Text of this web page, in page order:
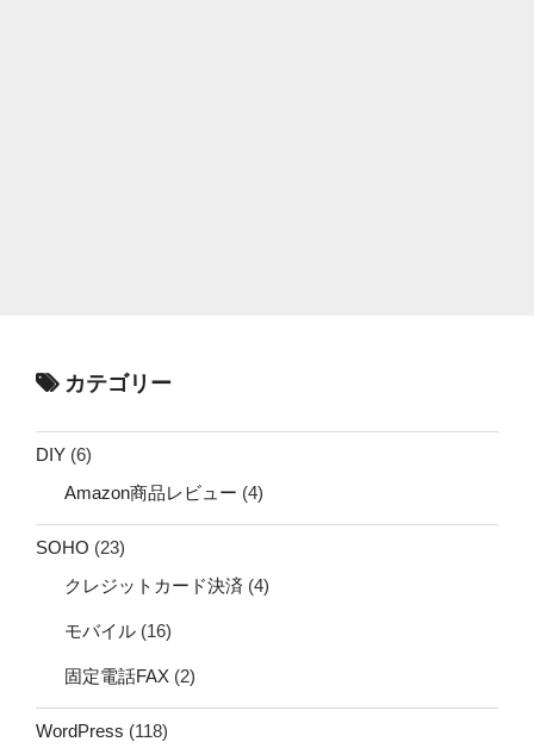
カテゴリー
DIY (6)
Amazon商品レビュー (4)
SOHO (23)
クレジットカード決済 (4)
モバイル (16)
固定電話FAX (2)
WordPress (118)